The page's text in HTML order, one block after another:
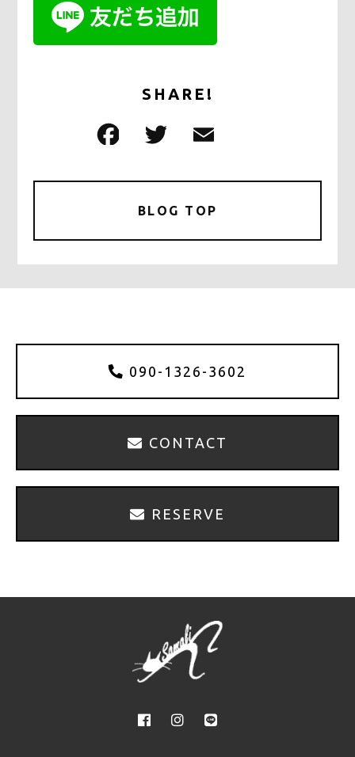
SHARE!
c
b
o
o
it
te
r
ai
BLOG TOP
090-1326-3602
CONTACT
RESERVE